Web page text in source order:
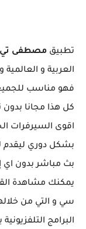
تطبيق مصطفى
العربية و
فهو مناسب
كل هذا مجانا
اقوى السيرفرات
بشكل دوري
بث مباشر بدون اي
يمكنك مشاهدة
سي و التي من
البرامج